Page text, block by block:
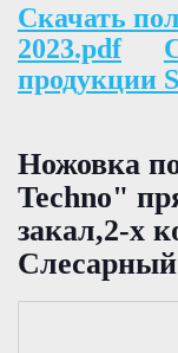
Скачать
2023.pdf
продукции
Ножовка
Techno"
закал,2-х